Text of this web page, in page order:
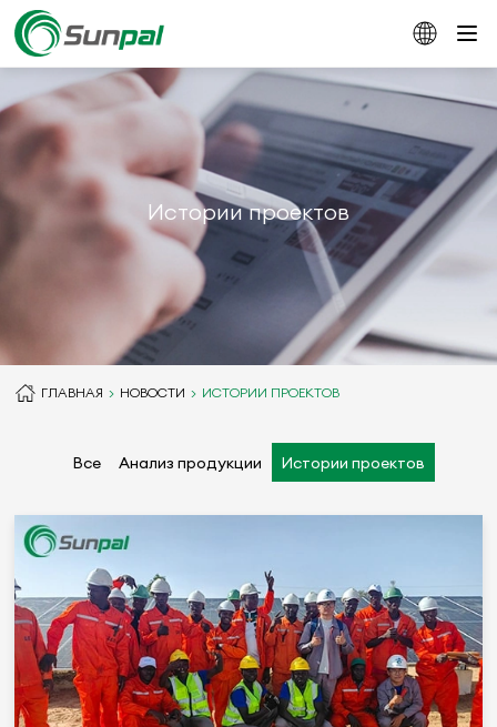
Истории проектов
ГЛАВНАЯ НОВОСТИ ИСТОРИИ ПРОЕКТОВ
Все Анализ продукции Истории проектов